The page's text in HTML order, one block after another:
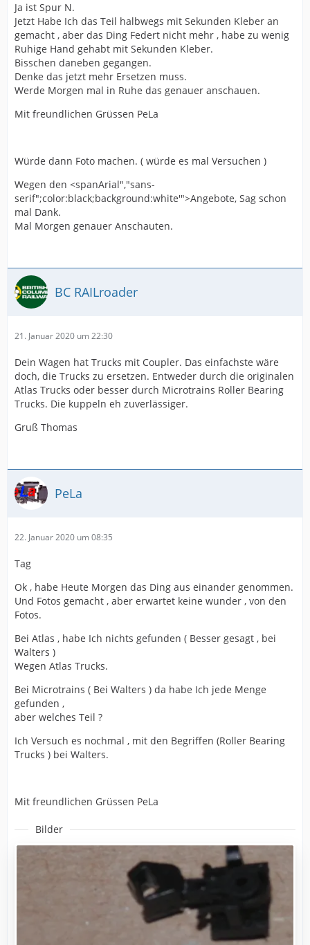
Ja ist Spur N.
Jetzt Habe Ich das Teil halbwegs mit Sekunden Kleber an
gemacht , aber das Ding Federt nicht mehr , habe zu wenig
Ruhige Hand gehabt mit Sekunden Kleber.
Bisschen daneben gegangen.
Denke das jetzt mehr Ersetzen muss.
Werde Morgen mal in Ruhe das genauer anschauen.
Mit freundlichen Grüssen PeLa
Würde dann Foto machen. ( würde es mal Versuchen )
Wegen den <spanArial","sans-
serif";color:black;background:white'">Angebote, Sag schon
mal Dank.
Mal Morgen genauer Anschauten.
BC RAILroader
21. Januar 2020 um 22:30
Dein Wagen hat Trucks mit Coupler. Das einfachste wäre
doch, die Trucks zu ersetzen. Entweder durch die originalen
Atlas Trucks oder besser durch Microtrains Roller Bearing
Trucks. Die kuppeln eh zuverlässiger.
Gruß Thomas
PeLa
22. Januar 2020 um 08:35
Tag
Ok , habe Heute Morgen das Ding aus einander genommen.
Und Fotos gemacht , aber erwartet keine wunder , von den
Fotos.
Bei Atlas , habe Ich nichts gefunden ( Besser gesagt , bei
Walters )
Wegen Atlas Trucks.
Bei Microtrains ( Bei Walters ) da habe Ich jede Menge
gefunden ,
aber welches Teil ?
Ich Versuch es nochmal , mit den Begriffen (Roller Bearing
Trucks ) bei Walters.
Mit freundlichen Grüssen PeLa
Bilder